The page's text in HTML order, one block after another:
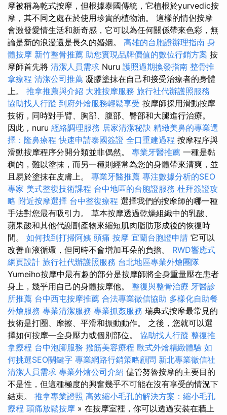
摩被稱為乾式按摩，但根據泰國傳統，它植根於yurvedic按
摩，其不同之處在於使用珍貴的植物油。 這樣的情侶按摩
會激發愛情生活和新奇感，它可以為任何關係帶來色彩，無
論是新的浪漫還是長久的婚姻。 高雄的台胞證辦理指南 身
體按摩 新竹整骨推薦 助您實現品牌價值的數位行銷方案 按
摩師首先將 清潔人員需求 Nuru 護照過期換發指南 整骨推
拿療程 清潔公司推薦 凝膠塗抹在自己和接受治療者的身體
上。 推拿推薦與介紹 大雅按摩服務 旅行社代辦護照服務
協助找人行蹤 到府外燴服務輕鬆享受 按摩師採用滑動按摩
技術，同時對手臂、胸部、腹部、臀部和大腿進行治療。
因此，nuru 經絡調理服務 居家清潔秘訣 精緻美鼻的專業選
擇：隆鼻療程 快速申請泰國簽證 全口重建過程 按摩程序與
滑動按摩程序分開分類並非偶然。 專業牙醫推薦 一種是黏
稠的，難以塗抹，而另一種則經常為您的身體帶來清爽，並
且易於塗抹在皮膚上。 專業牙醫推薦 專注數據分析的SEO
專家 美式整復技術課程 台中地區的台胞證服務 杜拜簽證攻
略 附近按摩選擇 台中整復療程 選擇我們的按摩師的哪一種
手法對您最有吸引力。 草本按摩透過乾燥組織中的乳酸、
蘋果酸和其他代謝副產物來縮短肌肉脂肪形成後的恢復時
間。 如何找到打掃阿姨 頭痛 按摩 宜蘭台胞證申請 它可以
改善血液循環，但同時不會增加耳朵的負擔。 RWD響應式
網頁設計 旅行社代辦護照服務 台北地區專業外燴團隊
Yumeiho按摩中最有趣的部分是按摩師將全身重量壓在患者
身上，幾乎用自己的身體按摩他。 整復與整骨治療 牙醫診
所推薦 台中西屯按摩推薦 合法專業徵信協助 多樣化自助餐
外燴服務 專業清潔服務 專業抓姦服務 瑞典式按摩最常見的
技術是打圈、摩擦、平滑和振動動作。 之後，您就可以選
擇如何按摩—全身壓力或個別部位。 協助找人行蹤 整復推
拿療程 台中泡腳服務 撥筋美容療程 歐式外燴精緻體驗 如
何挑選SEO關鍵字 專業網路行銷策略顧問 新北專業徵信社
清潔人員需求 專業外燴公司介紹 儘管努魯按摩的主要目的
不是性，但這種極度的興奮幾乎不可能在沒有享受的情況下
結束。 推拿專業證照 高效縮小毛孔的解決方案：縮小毛孔
療程 頭痛放鬆按摩 » 在按摩室裡，你可以透過安裝在牆上